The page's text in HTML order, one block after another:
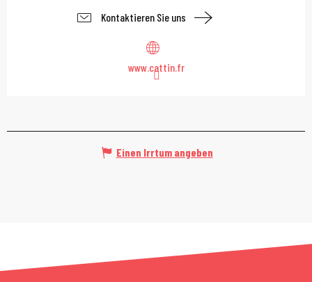
Kontaktieren Sie uns
www.cattin.fr
Einen Irrtum angeben